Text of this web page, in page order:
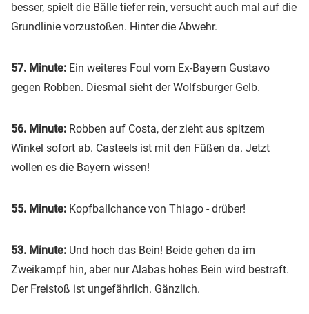
besser, spielt die Bälle tiefer rein, versucht auch mal auf die
Grundlinie vorzustoßen. Hinter die Abwehr.
57. Minute: Ein weiteres Foul vom Ex-Bayern Gustavo
gegen Robben. Diesmal sieht der Wolfsburger Gelb.
56. Minute: Robben auf Costa, der zieht aus spitzem
Winkel sofort ab. Casteels ist mit den Füßen da. Jetzt
wollen es die Bayern wissen!
55. Minute: Kopfballchance von Thiago - drüber!
53. Minute: Und hoch das Bein! Beide gehen da im
Zweikampf hin, aber nur Alabas hohes Bein wird bestraft.
Der Freistoß ist ungefährlich. Gänzlich.